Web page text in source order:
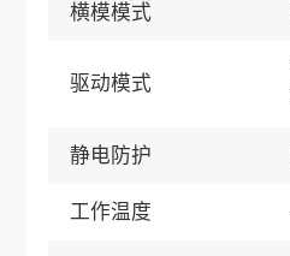
横模模式
驱动模式
静电防护
工作温度